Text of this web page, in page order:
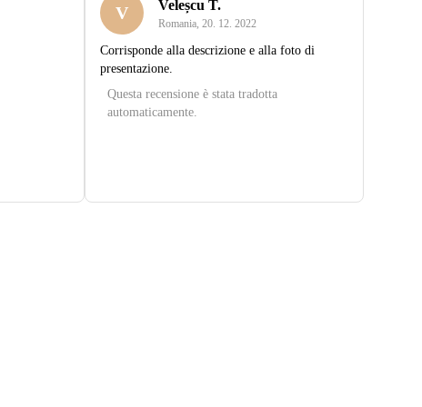
V Veleșcu T.
Romania,20. 12. 2022
Corrisponde alla descrizione e alla foto di
presentazione.
Questa recensione è stata tradotta
automaticamente.